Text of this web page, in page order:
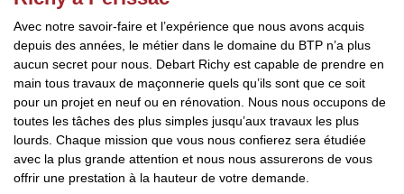
Avec notre savoir-faire et l’expérience que nous avons acquis
depuis des années, le métier dans le domaine du BTP n’a plus
aucun secret pour nous. Debart Richy est capable de prendre en
main tous travaux de maçonnerie quels qu’ils sont que ce soit
pour un projet en neuf ou en rénovation. Nous nous occupons de
toutes les tâches des plus simples jusqu’aux travaux les plus
lourds. Chaque mission que vous nous confierez sera étudiée
avec la plus grande attention et nous nous assurerons de vous
offrir une prestation à la hauteur de votre demande.